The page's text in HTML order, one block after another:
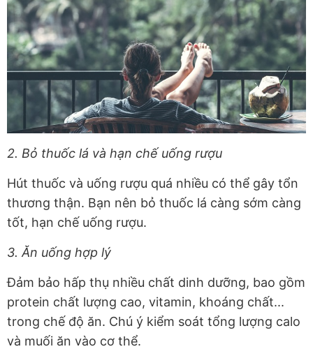
2. Bỏ thuốc lá và hạn chế uống rượu
Hút thuốc và uống rượu quá nhiều có thể gây tổn
thương thận. Bạn nên bỏ thuốc lá càng sớm càng
tốt, hạn chế uống rượu.
3. Ăn uống hợp lý
Đảm bảo hấp thụ nhiều chất dinh dưỡng, bao gồm
protein chất lượng cao, vitamin, khoáng chất...
trong chế độ ăn. Chú ý kiểm soát tổng lượng calo
và muối ăn vào cơ thể.